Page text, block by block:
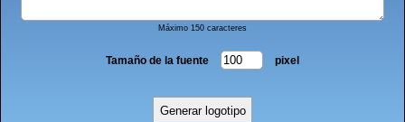
Máximo 150 caracteres
Tamaño de la fuente pixel